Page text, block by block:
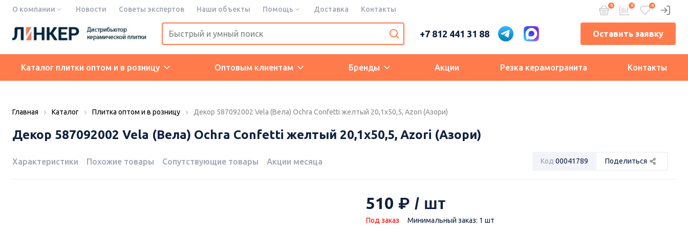
О компании Новости Советы экспертов Наши объекты Помощь Доставка Контакты
+7 812 441 31 88 Оставить заявку
Каталог плитки оптом и в розницу Оптовым клиентам Бренды Акции Резка керамогранита Контакты
Главная Каталог Плитка оптом и в розницу Декор 587092002 Vela (Вела) Ochra Confetti желтый 20,1х50,5, Azori (Азори)
Декор 587092002 Vela (Вела) Ochra Confetti желтый 20,1х50,5, Azori (Азори)
Характеристики Похожие товары Сопутствующие товары Акции месяца Код 00041789 Поделиться
510
Под заказ Минимальный заказ: 1 шт